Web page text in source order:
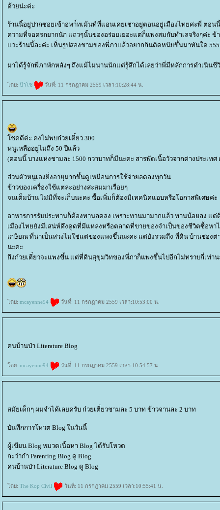
ด้วยน่ะค่ะ
ร้านนี้อยู่ปากซอยเข้าอพา์ทเม้นท์ที่แอนเคยเช่าอยู่ตอนอยู่เมืองไทยค่ะพี่ ตอ
ความที่จอดรถยากนัก แถวๆนั้นของอร่อยเยอะแต่ก็แพงสมกับทำเลจริงๆค่ะ ข้
วะร้านนี้ละค่ะ เห็นรูปสองชามของพี่ภาแล้วอยากกินติดหนับขึ้นมาทันใด 555
มาได้รู้จักพี่ภาพักหลังๆ ถึงแม้ไม่นานนักแต่รู้สึกได้เลยว่าพี่มีหลักการดำเนิ
ดย: ป้าโซ วันที่: 11 กรกฎาคม 2559 เวลา:10:28:44 น.
ชคดีค่ะ คงไม่พบก๋วยเตี๋ยว 300
หนูเหลืออยู่ไม่ถึง 50 ปีแล้ว
(ตอนนี้ บางแห่งชามละ 1500 กว่าบาทก็มีนะคะ สารพัดเนื้อวัวจากต่างประเท
ส่วนตัวหนูเองยิ่งอายุมากขึ้นดูเหมือนการใช้จ่ายลดลงทุกวัน
ข้าวของเครื่องใช้แต่ละอย่างสะสมมาเรื่อยๆ
จนเต็มบ้าน ไม่มีที่จะเก็บนะคะ ซื้อเพิ่มก็ต้องมีเทคนิคแอบหรือโอกาสพิเศษค่ะ
อาหารการรับประทานก็ต้องทานลดลง เพราะทานมามากแล้ว ทานน้อยลง แ
เมืองไทยยังมีเสน่ห์ดึงดูดที่มีแหล่งหรือตลาดที่ขายของจำเป็นของชีวิตซื้อห
เกษียณ ที่น่าเป็นห่วงไม่ใช่แต่ของแพงขึ้นนะคะ แต่ยังรวมถึง ที่ดิน บ้านช่อง
นะคะ
ถึงก๋วยเตี๋ยวจะแพงขึ้น แต่ที่ดินสุขุมวิทของพี่ภาก็แพงขึ้นไปอีกไม่ทราบกี่เท่าน
ดย: mcayenne94 วันที่: 11 กรกฎาคม 2559 เวลา:10:53:00 น.
คนบ้านป่า Literature Blog
ดย: mcayenne94 วันที่: 11 กรกฎาคม 2559 เวลา:10:54:57 น.
สมัยเด็กๆ ผมจำได้เลยครับ ก๋วยเตี๋ยวชามละ 5 บาท ข้าวจานละ 2 บาท
บันทึกการโหวต Blog ในวันนี้
ผู้เขียน Blog หมวดเนื้อหา Blog ได้รับโหวต
กะว่าก๋า Parenting Blog ดู Blog
คนบ้านป่า Literature Blog ดู Blog
ดย: The Kop Civil วันที่: 11 กรกฎาคม 2559 เวลา:10:55:41 น.